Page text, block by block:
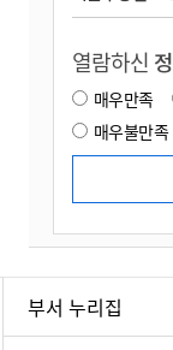
열람하신
매우만족
매우불만족
부서 누리집